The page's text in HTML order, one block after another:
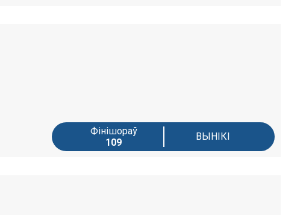
Фінішораў
109
ВЫНІКІ